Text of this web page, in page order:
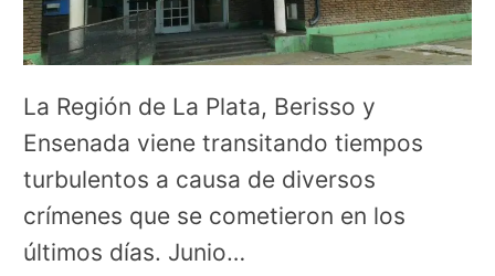
La Región de La Plata, Berisso y
Ensenada viene transitando tiempos
turbulentos a causa de diversos
crímenes que se cometieron en los
últimos días. Junio…